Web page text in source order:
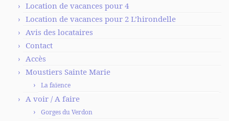
Location de vacances pour 4
Location de vacances pour 2 L’hirondelle
Avis des locataires
Contact
Accès
Moustiers Sainte Marie
La faïence
A voir / A faire
Gorges du Verdon